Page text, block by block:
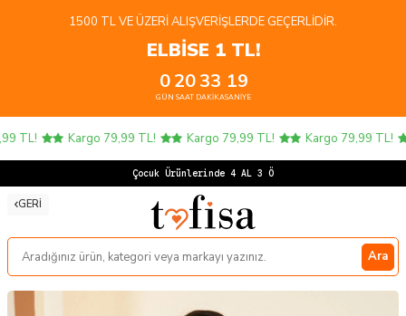
1500 TL VE ÜZERI ALIŞVERIŞLERDE GEÇERLIDIR.
ELBİSE 1 TL!
0
GÜN
20
SAAT
33
DAKIKA
19
SANIYE
TL! Kargo 79,99 TL! Kargo 79,99 TL! Kargo 79,99 TL!
Çocuk Ürünlerinde 4 AL 3 ÖDE
GERI
Ara